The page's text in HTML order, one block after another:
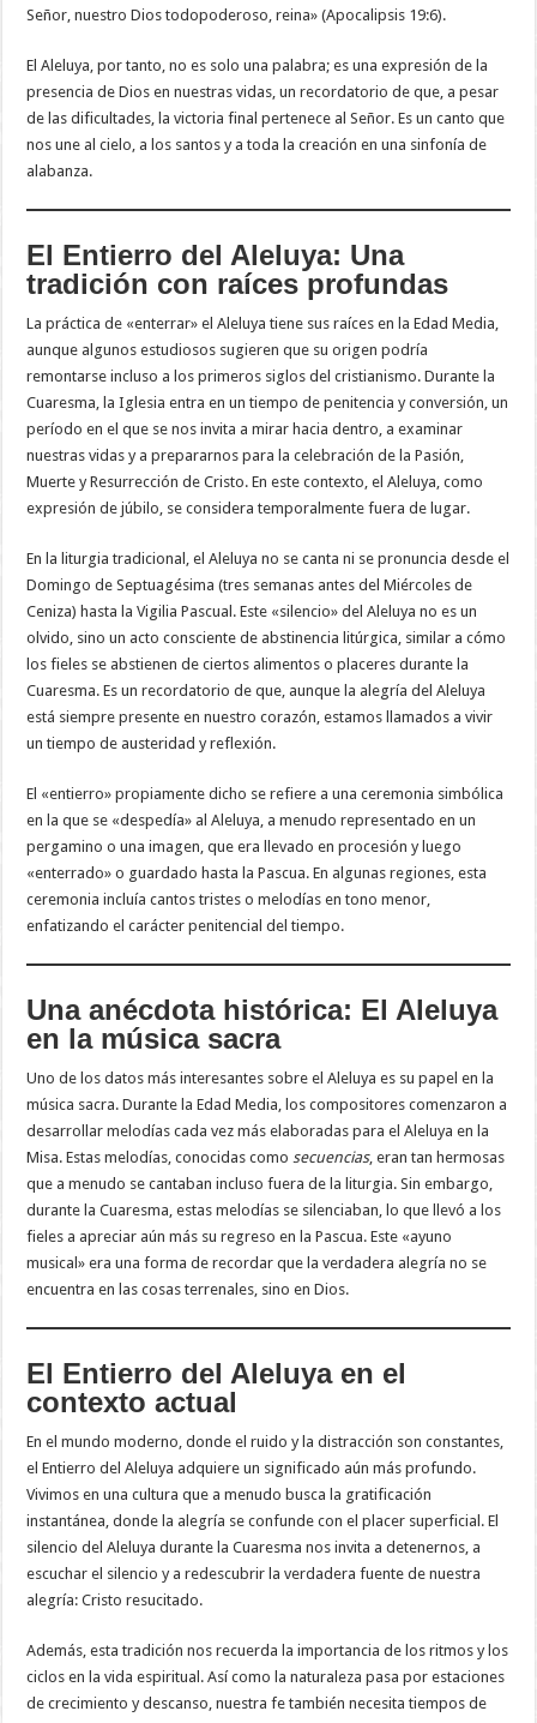
Señor, nuestro Dios todopoderoso, reina» (Apocalipsis 19:6).
El Aleluya, por tanto, no es solo una palabra; es una expresión de la
presencia de Dios en nuestras vidas, un recordatorio de que, a pesar
de las dificultades, la victoria final pertenece al Señor. Es un canto que
nos une al cielo, a los santos y a toda la creación en una sinfonía de
alabanza.
El Entierro del Aleluya: Una
tradición con raíces profundas
La práctica de «enterrar» el Aleluya tiene sus raíces en la Edad Media,
aunque algunos estudiosos sugieren que su origen podría
remontarse incluso a los primeros siglos del cristianismo. Durante la
Cuaresma, la Iglesia entra en un tiempo de penitencia y conversión, un
período en el que se nos invita a mirar hacia dentro, a examinar
nuestras vidas y a prepararnos para la celebración de la Pasión,
Muerte y Resurrección de Cristo. En este contexto, el Aleluya, como
expresión de júbilo, se considera temporalmente fuera de lugar.
En la liturgia tradicional, el Aleluya no se canta ni se pronuncia desde el
Domingo de Septuagésima (tres semanas antes del Miércoles de
Ceniza) hasta la Vigilia Pascual. Este «silencio» del Aleluya no es un
olvido, sino un acto consciente de abstinencia litúrgica, similar a cómo
los fieles se abstienen de ciertos alimentos o placeres durante la
Cuaresma. Es un recordatorio de que, aunque la alegría del Aleluya
está siempre presente en nuestro corazón, estamos llamados a vivir
un tiempo de austeridad y reflexión.
El «entierro» propiamente dicho se refiere a una ceremonia simbólica
en la que se «despedía» al Aleluya, a menudo representado en un
pergamino o una imagen, que era llevado en procesión y luego
«enterrado» o guardado hasta la Pascua. En algunas regiones, esta
ceremonia incluía cantos tristes o melodías en tono menor,
enfatizando el carácter penitencial del tiempo.
Una anécdota histórica: El Aleluya
en la música sacra
Uno de los datos más interesantes sobre el Aleluya es su papel en la
música sacra. Durante la Edad Media, los compositores comenzaron a
desarrollar melodías cada vez más elaboradas para el Aleluya en la
Misa. Estas melodías, conocidas comosecuencias, eran tan hermosas
que a menudo se cantaban incluso fuera de la liturgia. Sin embargo,
durante la Cuaresma, estas melodías se silenciaban, lo que llevó a los
fieles a apreciar aún más su regreso en la Pascua. Este «ayuno
musical» era una forma de recordar que la verdadera alegría no se
encuentra en las cosas terrenales, sino en Dios.
El Entierro del Aleluya en el
contexto actual
En el mundo moderno, donde el ruido y la distracción son constantes,
el Entierro del Aleluya adquiere un significado aún más profundo.
Vivimos en una cultura que a menudo busca la gratificación
instantánea, donde la alegría se confunde con el placer superficial. El
silencio del Aleluya durante la Cuaresma nos invita a detenernos, a
escuchar el silencio y a redescubrir la verdadera fuente de nuestra
alegría: Cristo resucitado.
Además, esta tradición nos recuerda la importancia de los ritmos y los
ciclos en la vida espiritual. Así como la naturaleza pasa por estaciones
de crecimiento y descanso, nuestra fe también necesita tiempos de